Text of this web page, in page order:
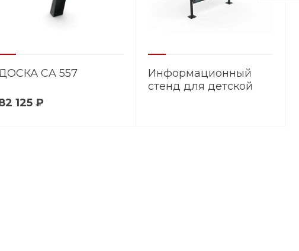
CA 557
125 ₽
Информационный
стенд для детской